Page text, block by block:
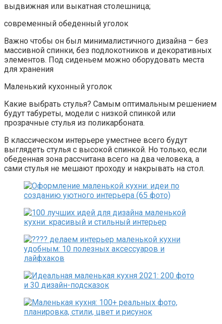
выдвижная или выкатная столешница;
современный обеденный уголок
Важно чтобы он был минималистичного дизайна – без
массивной спинки, без подлокотников и декоративных
элементов. Под сиденьем можно оборудовать места
для хранения
Маленький кухонный уголок
Какие выбрать стулья? Самым оптимальным решением
будут табуреты, модели с низкой спинкой или
прозрачные стулья из поликарбоната.
В классическом интерьере уместнее всего будут
выглядеть стулья с высокой спинкой. Но только, если
обеденная зона рассчитана всего на два человека, а
сами стулья не мешают проходу и накрывать на стол.